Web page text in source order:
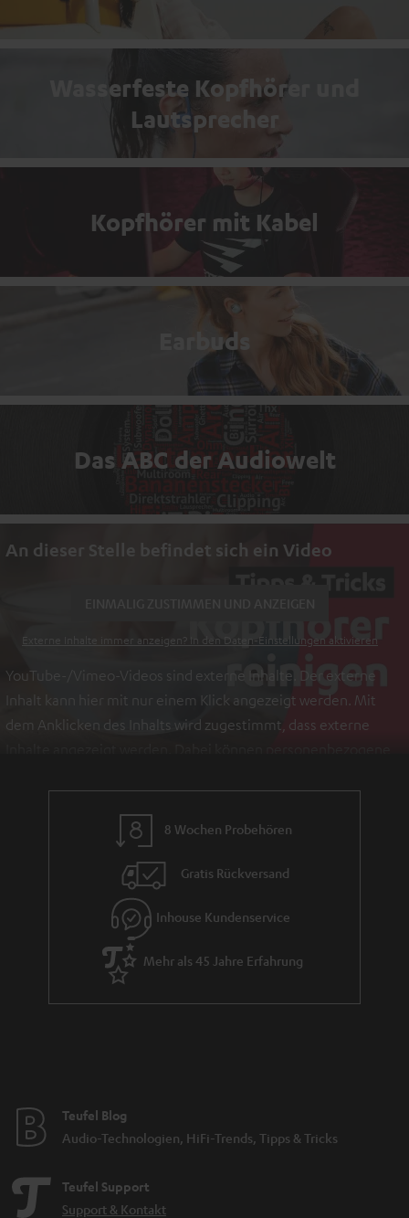
Wasserfeste Kopfhörer und
Lautsprecher
Kopfhörer mit Kabel
Earbuds
Das ABC der Audiowelt
An dieser Stelle befindet sich ein Video
Externe Inhalte immer anzeigen? In den Daten‑Einstellungen aktivieren
YouTube-/Vimeo-Videos sind externe Inhalte. Der externe
Inhalt kann hier mit nur einem Klick angezeigt werden. Mit
dem Anklicken des Inhalts wird zugestimmt, dass externe
8 Wochen Probehören
Gratis Rückversand
Inhouse Kundenservice
Mehr als 45 Jahre Erfahrung
Teufel Blog
Audio-Technologien, HiFi-Trends, Tipps & Tricks
Teufel Support
Support & Kontakt